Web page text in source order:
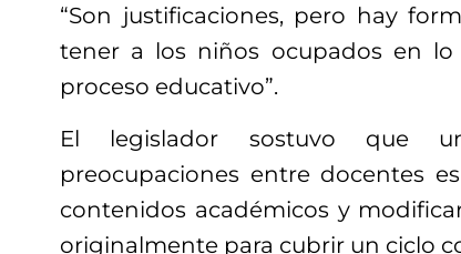
“Son justificaciones, pero hay
tener a los niños ocupados en
proceso educativo”.
El legislador sostuvo que
preocupaciones entre docentes
contenidos académicos y
originalmente para cubrir un ciclo